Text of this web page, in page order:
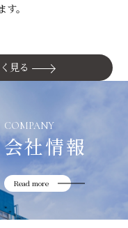
。
見る
COMPANY
会社情報
Read more